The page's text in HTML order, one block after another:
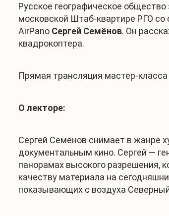
Русское географическое
московской Штаб-квартире РГО со
AirPano Сергей Семёнов. Он
квадрокоптера.
Прямая трансляция мастер-
О лекторе:
Сергей Семёнов снимает в жанре
документальным кино. Сергей —
панорамах высокого разрешения,
качеству материала на
показывающих с воздуха